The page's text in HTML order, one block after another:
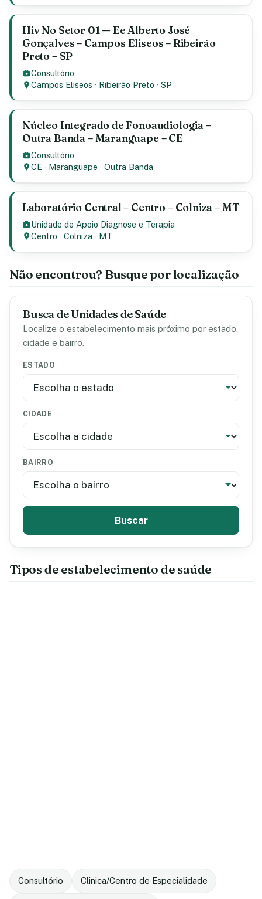
Hiv No Setor 01 — Ee Alberto José
Gonçalves – Campos Eliseos – Ribeirão
Preto – SP
Consultório
Campos Eliseos · Ribeirão Preto ·SP
Núcleo Integrado de Fonoaudiologia –
Outra Banda – Maranguape – CE
Consultório
CE · Maranguape ·Outra Banda
Laboratório Central – Centro – Colniza – MT
Unidade de Apoio Diagnose e Terapia
Centro ·Colniza · MT
Não encontrou? Busque por localização
Busca de Unidades de Saúde
Localize o estabelecimento mais próximo por estado,
cidade e bairro.
ESTADO
CIDADE
BAIRRO
Buscar
Tipos de estabelecimento de saúde
Consultório Clinica/Centro de Especialidade